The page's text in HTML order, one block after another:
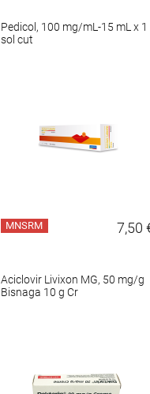
Pedicol, 100 mg/mL-15 mL x 1
sol cut
MNSRM 7,50
Aciclovir Livixon MG, 50 mg/g
Bisnaga 10 g Cr